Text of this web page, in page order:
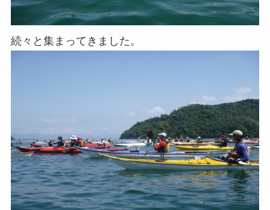
続々と集まってきました。